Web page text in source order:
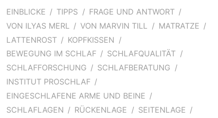
EINBLICKE
TIPPS
FRAGE UND ANTWORT
VON ILYAS MERL
VON MARVIN TILL
MATRATZE
LATTENROST
KOPFKISSEN
BEWEGUNG IM SCHLAF
SCHLAFQUALITÄT
SCHLAFFORSCHUNG
SCHLAFBERATUNG
INSTITUT PROSCHLAF
EINGESCHLAFENE ARME UND BEINE
SCHLAFLAGEN
RÜCKENLAGE
SEITENLAGE